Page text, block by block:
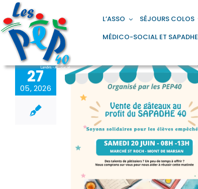
principal
Passer
contenu
L’ASSO SÉJOURS COLOS
MÉDICO-SOCIAL ET SAPADHE
27
05, 2026